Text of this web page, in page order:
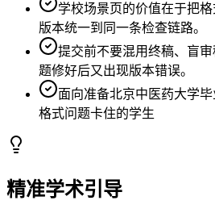
学校场景页的价值在于把
版本统一到同一条检查链路。
提交前不要混用终稿、盲
题修好后又出现版本错误。
面向准备北京中医药大学
格式问题卡住的学生
精准学术引导